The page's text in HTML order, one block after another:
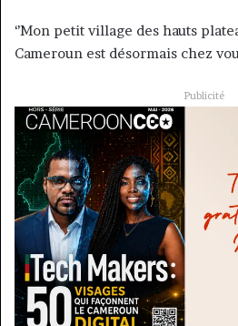
‘’Mon petit village des hauts
Cameroun est désormais chez
Publicité